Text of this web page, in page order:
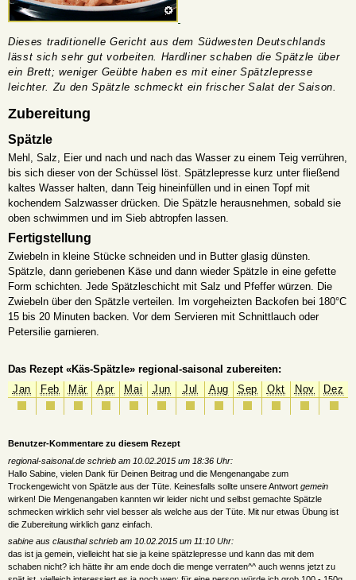
Dieses traditionelle Gericht aus dem Südwesten Deutschlands
lässt sich sehr gut vorbeiten. Hardliner schaben die Spätzle über
ein Brett; weniger Geübte haben es mit einer Spätzlepresse
leichter. Zu den Spätzle schmeckt ein frischer Salat der Saison.
Zubereitung
Spätzle
Mehl, Salz, Eier und nach und nach das Wasser zu einem Teig verrühren,
bis sich dieser von der Schüssel löst. Spätzlepresse kurz unter fließend
kaltes Wasser halten, dann Teig hineinfüllen und in einen Topf mit
kochendem Salzwasser drücken. Die Spätzle herausnehmen, sobald sie
oben schwimmen und im Sieb abtropfen lassen.
Fertigstellung
Zwiebeln in kleine Stücke schneiden und in Butter glasig dünsten.
Spätzle, dann geriebenen Käse und dann wieder Spätzle in eine gefette
Form schichten. Jede Spätzleschicht mit Salz und Pfeffer würzen. Die
Zwiebeln über den Spätzle verteilen. Im vorgeheizten Backofen bei 180°C
15 bis 20 Minuten backen. Vor dem Servieren mit Schnittlauch oder
Petersilie garnieren.
Das Rezept «Käs-Spätzle» regional-saisonal zubereiten:
Jan
Feb Mär Apr Mai Jun Jul Aug Sep Okt Nov Dez
Benutzer-Kommentare zu diesem Rezept
regional-saisonal.de schrieb am 10.02.2015 um 18:36 Uhr:
Hallo Sabine, vielen Dank für Deinen Beitrag und die Mengenangabe zum
Trockengewicht von Spätzle aus der Tüte. Keinesfalls sollte unsere Antwort gemein
wirken! Die Mengenangaben kannten wir leider nicht und selbst gemachte Spätzle
schmecken wirklich sehr viel besser als welche aus der Tüte. Mit nur etwas Übung ist
die Zubereitung wirklich ganz einfach.
sabine aus clausthal schrieb am 10.02.2015 um 11:10 Uhr:
das ist ja gemein, vielleicht hat sie ja keine spätzlepresse und kann das mit dem
schaben nicht? ich hätte ihr am ende doch die menge verraten^^ auch wenns jetzt zu